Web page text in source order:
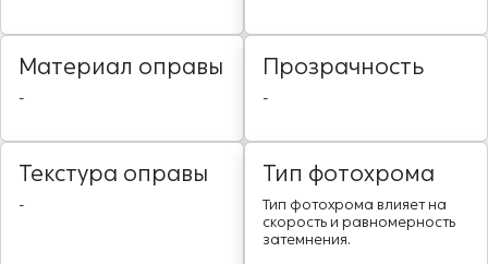
Материал оправы
-
Прозрачность
-
Текстура оправы
-
Тип фотохрома
Тип фотохрома влияет на
скорость и равномерность
затемнения.